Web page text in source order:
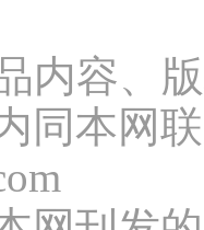
内容、
同本网